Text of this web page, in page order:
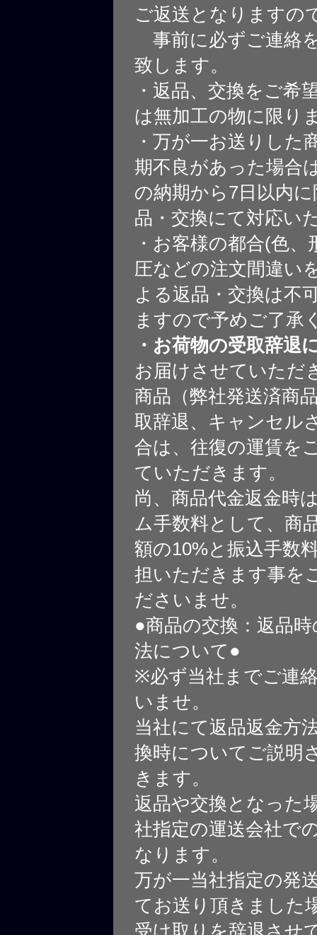
ご返送となりますの
事前に必ずご連絡
致します。
・返品、交換をご希
は無加工の物に限り
・万が一お送りした
期不良があった場合
の納期から7日以内
品・交換にて対応い
・お客様の都合(色、
圧などの注文間違い
よる返品・交換は不
ますので予めご了承
・お荷物の受取辞退
お届けさせていただ
商品（弊社発送済商
取辞退、キャンセル
合は、往復の運賃を
ていただきます。
尚、商品代金返金時
ム手数料として、商
額の10%と振込手数
担いただきます事を
ださいませ。
●商品の交換：返品
法について●
※必ず当社までご連
いませ。
当社にて返品返金方
換時についてご説明
きます。
返品や交換となった
社指定の運送会社で
なります。
万が一当社指定の発
てお送り頂きました
受け取りを辞退させ